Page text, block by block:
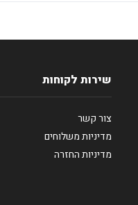
שירות לקוחות
צור קשר
מדיניות משלוחים
מדיניות החזרה